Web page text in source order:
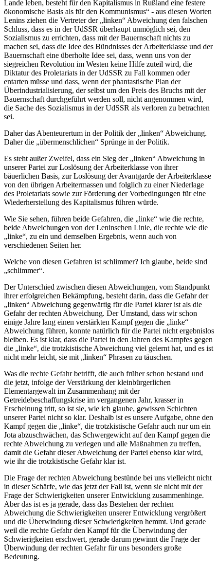
Lande leben, besteht für den Kapitalismus in Rußland eine festere
ökonomische Basis als für den Kommunismus“ - aus diesen Worten
Lenins ziehen die Vertreter der „linken“ Abweichung den falschen
Schluss, dass es in der UdSSR überhaupt unmöglich sei, den
Sozialismus zu errichten, dass mit der Bauernschaft nichts zu
machen sei, dass die Idee des Bündnisses der Arbeiterklasse und der
Bauernschaft eine überholte Idee sei, dass, wenn uns von der
siegreichen Revolution im Westen keine Hilfe zuteil wird, die
Diktatur des Proletariats in der UdSSR zu Fall kommen oder
entarten müsse und dass, wenn der phantastische Plan der
Überindustrialisierung, der selbst um den Preis des Bruchs mit der
Bauernschaft durchgeführt werden soll, nicht angenommen wird,
die Sache des Sozialismus in der UdSSR als verloren zu betrachten
sei.
Daher das Abenteurertum in der Politik der „linken“ Abweichung.
Daher die „übermenschlichen“ Sprünge in der Politik.
Es steht außer Zweifel, dass ein Sieg der „linken“ Abweichung in
unserer Partei zur Loslösung der Arbeiterklasse von ihrer
bäuerlichen Basis, zur Loslösung der Avantgarde der Arbeiterklasse
von den übrigen Arbeitermassen und folglich zu einer Niederlage
des Proletariats sowie zur Förderung der Vorbedingungen für eine
Wiederherstellung des Kapitalismus führen würde.
Wie Sie sehen, führen beide Gefahren, die „linke“ wie die rechte,
beide Abweichungen von der Leninschen Linie, die rechte wie die
„linke“, zu ein und demselben Ergebnis, wenn auch von
verschiedenen Seiten her.
Welche von diesen Gefahren ist schlimmer? Ich glaube, beide sind
„schlimmer“.
Der Unterschied zwischen diesen Abweichungen, vom Standpunkt
ihrer erfolgreichen Bekämpfung, besteht darin, dass die Gefahr der
„linken“ Abweichung gegenwärtig für die Partei klarer ist als die
Gefahr der rechten Abweichung. Der Umstand, dass wir schon
einige Jahre lang einen verstärkten Kampf gegen die „linke“
Abweichung führen, konnte natürlich für die Partei nicht ergebnislos
bleiben. Es ist klar, dass die Partei in den Jahren des Kampfes gegen
die „linke“, die trotzkistische Abweichung viel gelernt hat, und es ist
nicht mehr leicht, sie mit „linken“ Phrasen zu täuschen.
Was die rechte Gefahr betrifft, die auch früher schon bestand und
die jetzt, infolge der Verstärkung der kleinbürgerlichen
Elementargewalt im Zusammenhang mit der
Getreidebeschaffungskrise im vergangenen Jahr, krasser in
Erscheinung tritt, so ist sie, wie ich glaube, gewissen Schichten
unserer Partei nicht so klar. Deshalb ist es unsere Aufgabe, ohne den
Kampf gegen die „linke“, die trotzkistische Gefahr auch nur um ein
Jota abzuschwächen, das Schwergewicht auf den Kampf gegen die
rechte Abweichung zu verlegen und alle Maßnahmen zu treffen,
damit die Gefahr dieser Abweichung der Partei ebenso klar wird,
wie ihr die trotzkistische Gefahr klar ist.
Die Frage der rechten Abweichung bestünde bei uns vielleicht nicht
in dieser Schärfe, wie das jetzt der Fall ist, wenn sie nicht mit der
Frage der Schwierigkeiten unserer Entwicklung zusammenhinge.
Aber das ist es ja gerade, dass das Bestehen der rechten
Abweichung die Schwierigkeiten unserer Entwicklung vergrößert
und die Überwindung dieser Schwierigkeiten hemmt. Und gerade
weil die rechte Gefahr den Kampf für die Überwindung der
Schwierigkeiten erschwert, gerade darum gewinnt die Frage der
Überwindung der rechten Gefahr für uns besonders große
Bedeutung.